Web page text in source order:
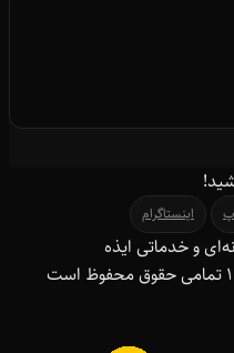
اینستاگرام
و خدماتی ایذه